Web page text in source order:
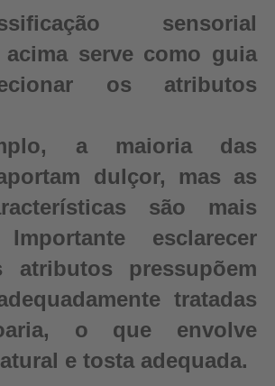
sensorial
serve como guia
os atributos
a maioria das
dulçor, mas as
são mais
esclarecer
atributos pressupõem
tratadas
o que envolve
e tosta adequada.